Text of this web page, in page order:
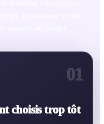
01
choisis trop tôt